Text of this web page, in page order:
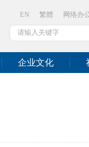
EN 繁體 网络办
企业文化